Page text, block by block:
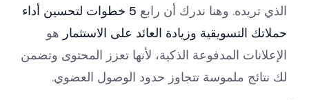
الذي تريده. وهنا ندرك أن رابع
5 خطوات لتحسين أداء
حملاتك التسويقية وزيادة العائد على الاستثمار هو
الإعلانات المدفوعة الذكية، لأنها تعزز المحتوى وتضمن
لك نتائج ملموسة تتجاوز حدود الوصول العضوي.